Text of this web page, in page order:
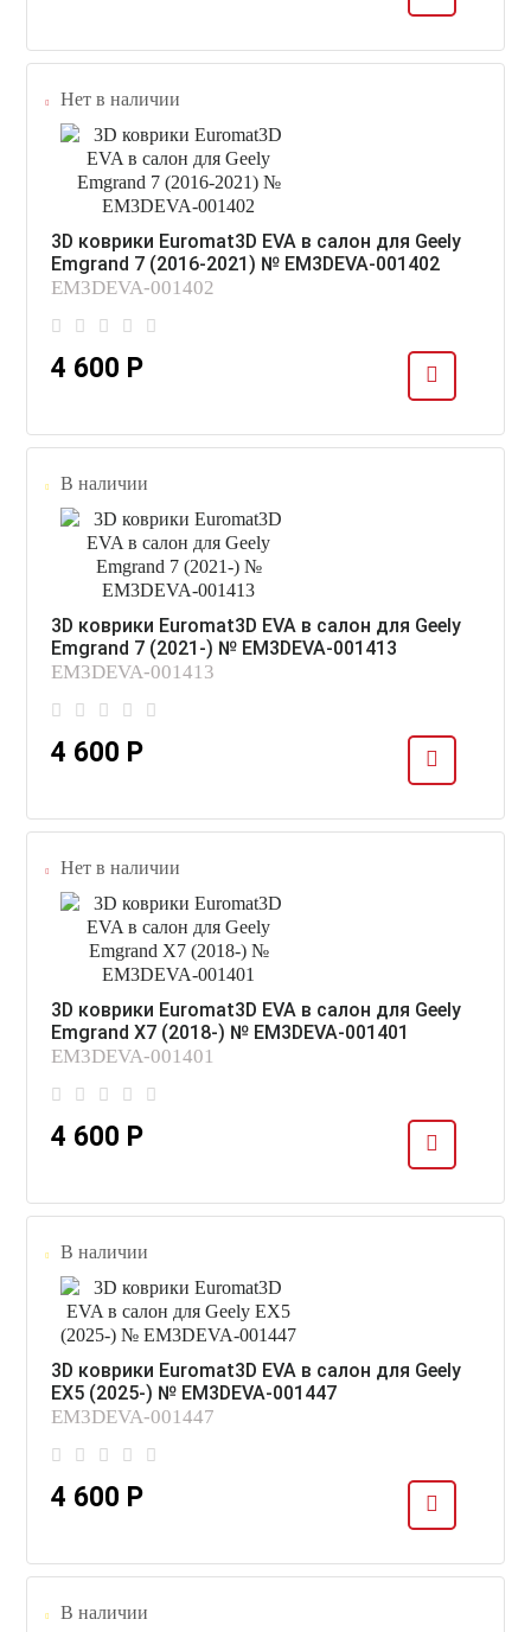
Нет в наличии
3D коврики Euromat3D EVA в салон для Geely
Emgrand 7 (2016-2021) № EM3DEVA-001402
EM3DEVA-001402
4 600 Р
В наличии
3D коврики Euromat3D EVA в салон для Geely
Emgrand 7 (2021-) № EM3DEVA-001413
EM3DEVA-001413
4 600 Р
Нет в наличии
3D коврики Euromat3D EVA в салон для Geely
Emgrand X7 (2018-) № EM3DEVA-001401
EM3DEVA-001401
4 600 Р
В наличии
3D коврики Euromat3D EVA в салон для Geely
EX5 (2025-) № EM3DEVA-001447
EM3DEVA-001447
4 600 Р
В наличии